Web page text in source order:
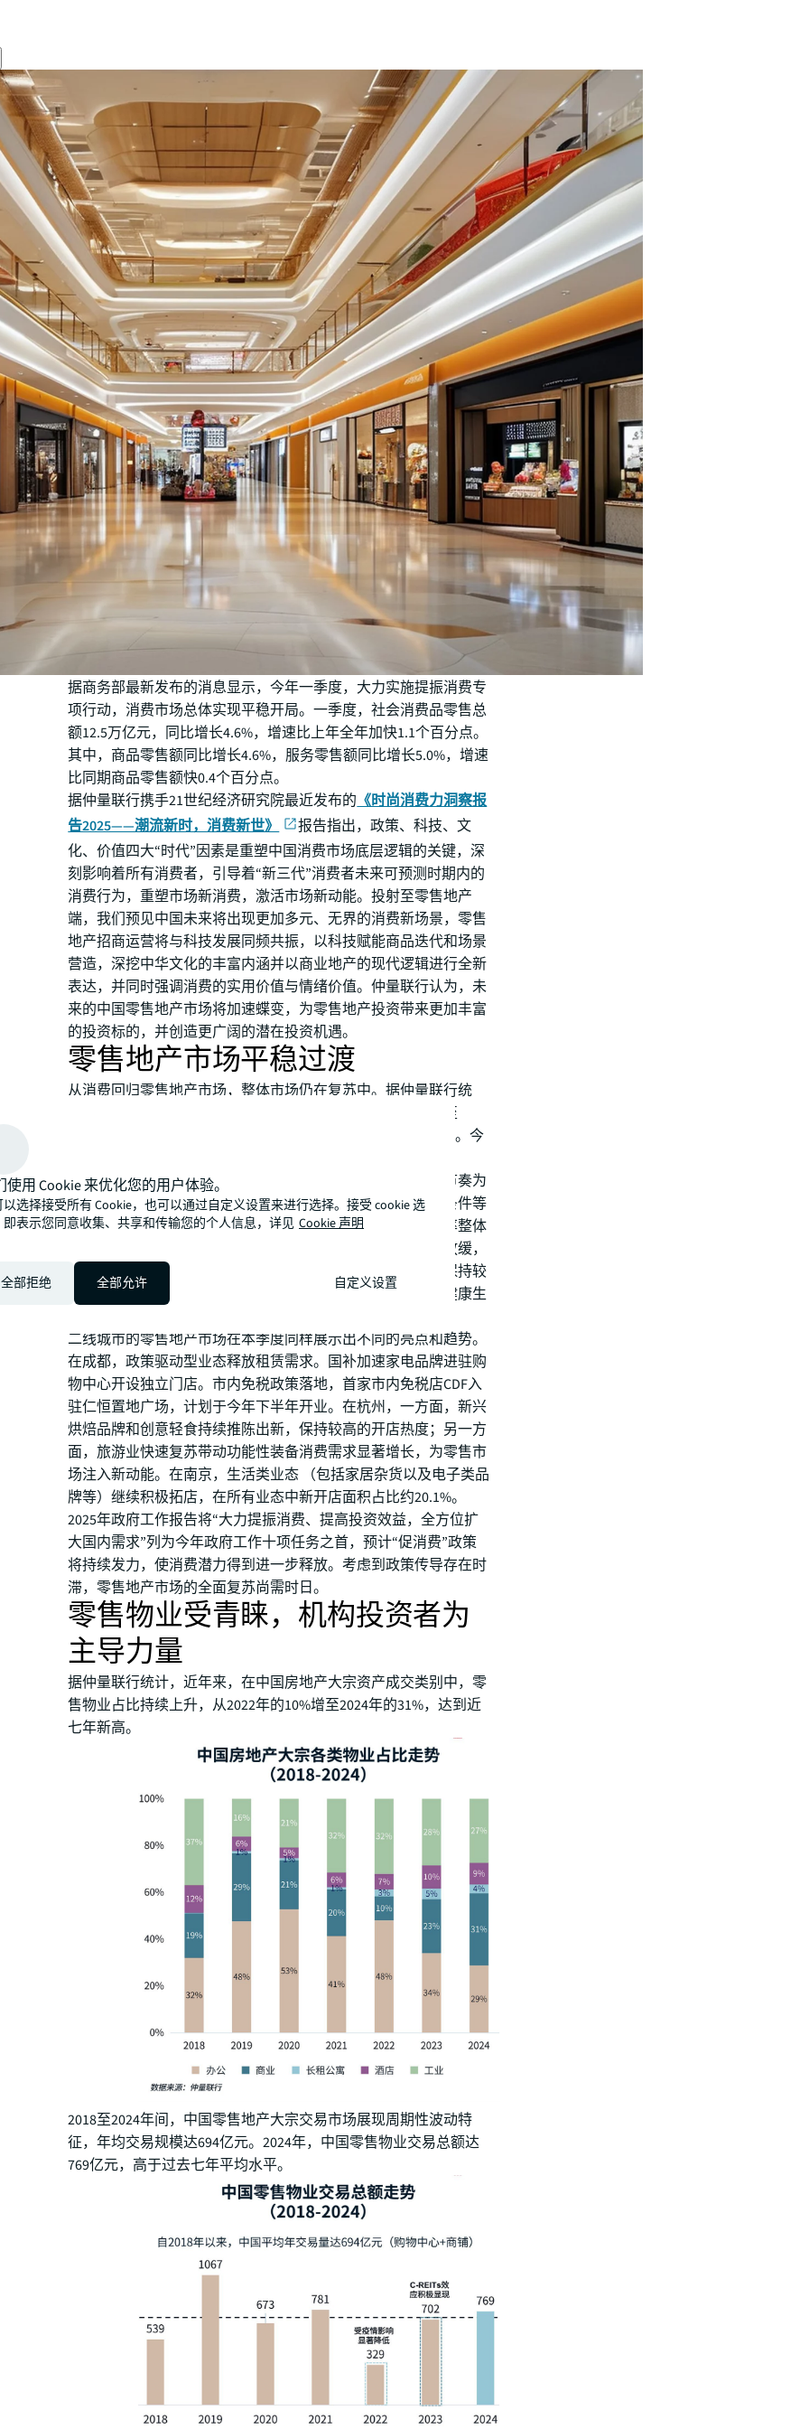
据商务部最新发布的消息显示，今年一季度，大力实施提振消费专
项行动，消费市场总体实现平稳开局。一季度，社会消费品零售总
额12.5万亿元，同比增长4.6%，增速比上年全年加快1.1个百分点。
其中，商品零售额同比增长4.6%，服务零售额同比增长5.0%，增速
比同期商品零售额快0.4个百分点。
据仲量联行携手21世纪经济研究院最近发布的 《时尚消费力洞察报
告2025——潮流新时，消费新世》
报告指出，政策、科技、文
化、价值四大“时代”因素是重塑中国消费市场底层逻辑的关键，深
刻影响着所有消费者，引导着“新三代”消费者未来可预测时期内的
消费行为，重塑市场新消费，激活市场新动能。投射至零售地产
端，我们预见中国未来将出现更加多元、无界的消费新场景，零售
地产招商运营将与科技发展同频共振，以科技赋能商品迭代和场景
营造，深挖中华文化的丰富内涵并以商业地产的现代逻辑进行全新
表达，并同时强调消费的实用价值与情绪价值。仲量联行认为，未
来的中国零售地产市场将加速蝶变，为零售地产投资带来更加丰富
的投资标的，并创造更广阔的潜在投资机遇。
零售地产市场平稳过渡
从消费回归零售地产市场，整体市场仍在复苏中。据仲量联行统
计，2024年，中国21城优质零售地产市场平均空置率年末收至
10.2%，较2023年回落0.3个百分点，但首层平均租金有所下跌。今
2025年一季度，从北京零售地产市场来看，显著放缓的供应节奏为
存量去化创造有利条件，同时多数业主灵活采用定制化商务条件等
组合策略对保障项目出租率起到了显著作用，市区市场空置率整体
维持在健康稳定区间。在上海零售地产市场，整体租赁势头放缓，
大部分品牌保持审慎态度。尽管市场情绪谨慎，部分业态仍保持较
为稳健的租赁势头。这得益于促消费政策的支持和消费者对健康生
二线城市的零售地产市场在本季度同样展示出不同的亮点和趋势。
在成都，政策驱动型业态释放租赁需求。国补加速家电品牌进驻购
物中心开设独立门店。市内免税政策落地，首家市内免税店CDF入
驻仁恒置地广场，计划于今年下半年开业。在杭州，一方面，新兴
烘焙品牌和创意轻食持续推陈出新，保持较高的开店热度；另一方
面，旅游业快速复苏带动功能性装备消费需求显著增长，为零售市
场注入新动能。在南京，生活类业态 （包括家居杂货以及电子类品
牌等）继续积极拓店，在所有业态中新开店面积占比约20.1%。
2025年政府工作报告将“大力提振消费、提高投资效益，全方位扩
大国内需求”列为今年政府工作十项任务之首，预计“促消费”政策
将持续发力，使消费潜力得到进一步释放。考虑到政策传导存在时
滞，零售地产市场的全面复苏尚需时日。
零售物业受青睐，机构投资者为
主导力量
据仲量联行统计，近年来，在中国房地产大宗资产成交类别中，零
售物业占比持续上升，从2022年的10%增至2024年的31%，达到近
七年新高。
2018至2024年间，中国零售地产大宗交易市场展现周期性波动特
征，年均交易规模达694亿元。2024年，中国零售物业交易总额达
769亿元，高于过去七年平均水平。
使用 Cookie 来优化您的用户体验。
选择接受所有 Cookie，也可以通过自定义设置来进行选择。接受 cookie 选
即表示您同意收集、共享和传输您的个人信息，详见 Cookie 声明
全部拒绝 全部允许 自定义设置